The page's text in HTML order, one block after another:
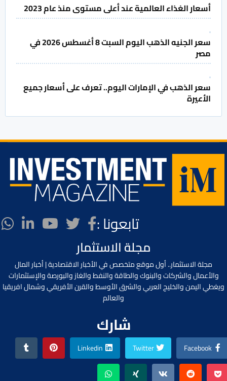
أسعار الغذاء العالمية عند أعلى مستوى منذ عام 2023
سعر الجنيه الذهب اليوم السبت 8 أغسطس 2026 في
مصر
سعر الذهب في الإمارات اليوم.. تعرف على أسعار جميع
الأعيرة
تابعونا :
مجلة الاستثمار
مجلة الاستثمار.. أول موقع متخصص في الأخبار الاقتصادية | أخبار المال
والأعمال والشركات والبنوك والطاقة والنفط والغاز والبورصة والإستثمارات
ويغطي اليمن والخليج العربي والشرق الأوسط والقرن الأفريقي وشمال افريقيا
والعالم
شارك
Facebook
Twitter
Linkedin